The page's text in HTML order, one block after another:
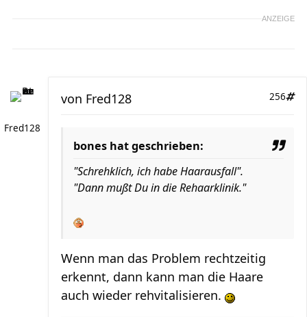
ANZEIGE
Fred128
256
von Fred128
bones hat geschrieben:
"Schrehklich, ich habe Haarausfall".
"Dann mußt Du in die Rehaarklinik."
Wenn man das Problem rechtzeitig
erkennt, dann kann man die Haare
auch wieder rehvitalisieren.